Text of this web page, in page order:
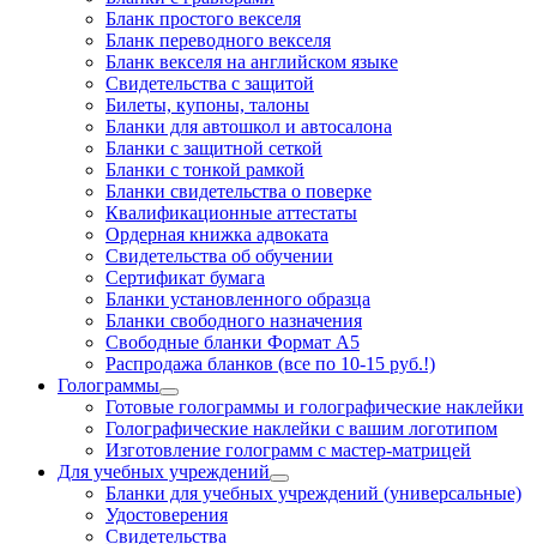
Бланк простого векселя
Бланк переводного векселя
Бланк векселя на английском языке
Свидетельства с защитой
Билеты, купоны, талоны
Бланки для автошкол и автосалона
Бланки с защитной сеткой
Бланки с тонкой рамкой
Бланки свидетельства о поверке
Квалификационные аттестаты
Ордерная книжка адвоката
Свидетельства об обучении
Сертификат бумага
Бланки установленного образца
Бланки свободного назначения
Свободные бланки Формат А5
Распродажа бланков (все по 10-15 руб.!)
Голограммы
Готовые голограммы и голографические наклейки
Голографические наклейки с вашим логотипом
Изготовление голограмм с мастер-матрицей
Для учебных учреждений
Бланки для учебных учреждений (универсальные)
Удостоверения
Свидетельства